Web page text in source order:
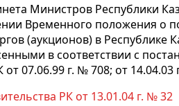
Министров Республики
Временного положения о
(аукционов) в Республике
в соответствии с
от 07.06.99 г. № 708; от 14.04.03
РК от 13.01.04 г. № 32